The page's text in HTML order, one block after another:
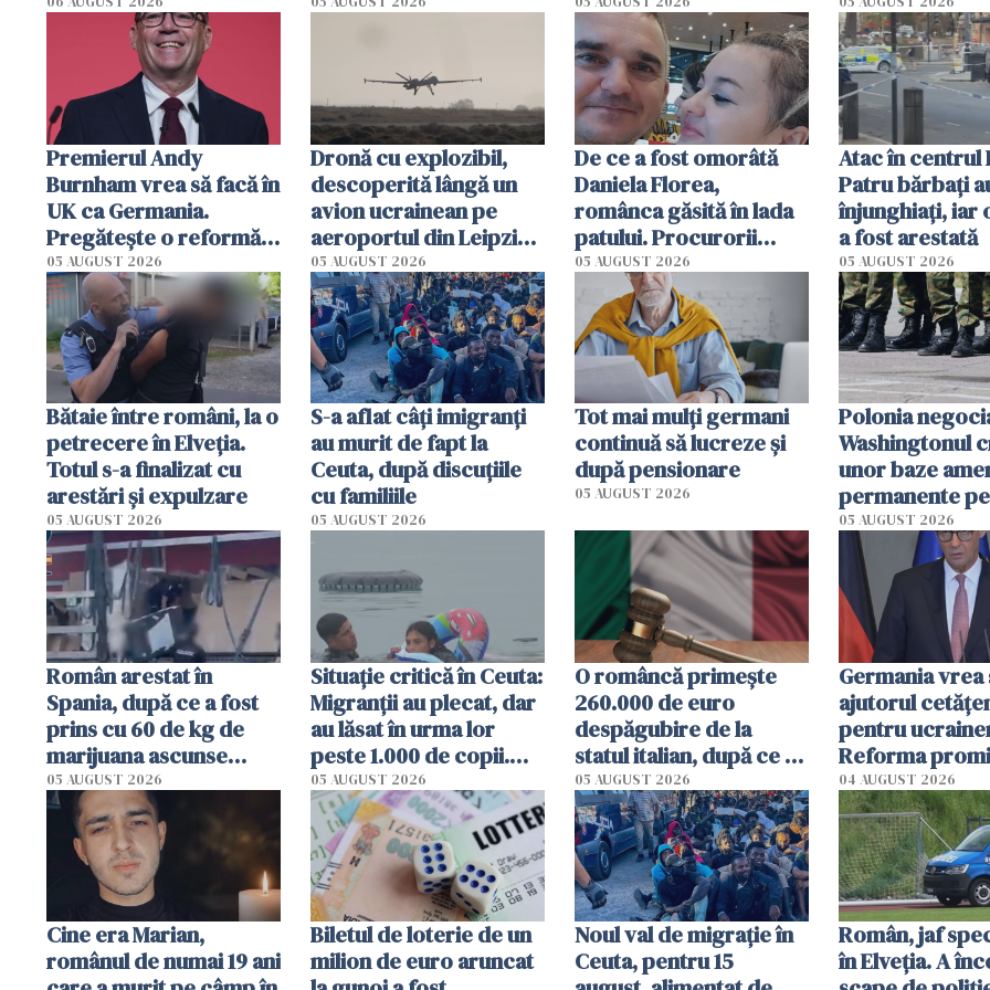
descoperită de
autorități
atentat cu
Premierul Andy
Burnham vrea să facă în
UK ca Germania.
Pregătește o reformă
radicală și puterea ar
urma să se mute de la
Londra
05 AUGUST 2026
Dronă cu explozibil,
descoperită lângă un
avion ucrainean pe
aeroportul din Leipzig.
Un avion DHL s-a
ciocnit în aer cu un
obiect
05 AUGUST 2026
De ce a fost omorâtă
Daniela Florea,
românca găsită în lada
patului. Procurorii
italieni i-au reconstituit
ultimele momente din
viață
05 AUGUST 2026
Atac în centrul
Patru bărbați
înjunghiați, iar
a fost arestată
05 AUGUST 2026
Bătaie între români, la o
petrecere în Elveția.
Totul s-a finalizat cu
arestări și expulzare
05 AUGUST 2026
S-a aflat câți imigranți
au murit de fapt la
Ceuta, după discuțiile
cu familiile
05 AUGUST 2026
Tot mai mulți germani
continuă să lucreze și
după pensionare
05 AUGUST 2026
Polonia
Washingtonul
unor baze
permanente pe
teritoriul său
05 AUGUST 2026
Român arestat în
Spania, după ce a fost
prins cu 60 de kg de
marijuana ascunse
printre electrocasnice
uzate
05 AUGUST 2026
Situație critică în Ceuta:
Migranții au plecat, dar
au lăsat în urma lor
peste 1.000 de copii.
Centrele de protecție
sunt sufocate
05 AUGUST 2026
O româncă primește
260.000 de euro
despăgubire de la
statul italian, după ce a
stat 3 ani în închisoare
pe nedrept
05 AUGUST 2026
Germania vrea
ajutorul
pentru
Reforma
guvernul Merz
blocat, iar
dur
04 AUGUST 2026
Cine era Marian,
românul de numai 19 ani
Biletul de loterie de un
milion de euro aruncat
Noul val de migrație în
Ceuta, pentru 15
Român, jaf
în Elveția. A